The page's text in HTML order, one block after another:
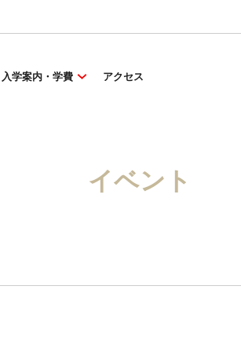
入学案内・学費 アクセス
イベント